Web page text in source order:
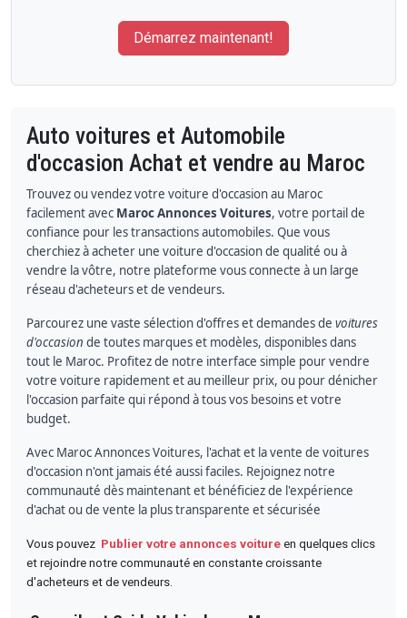
Démarrez maintenant!
Auto voitures et Automobile
d'occasion Achat et vendre au Maroc
Trouvez ou vendez votre voiture d'occasion au Maroc
facilement avec Maroc Annonces Voitures, votre portail de
confiance pour les transactions automobiles. Que vous
cherchiez à acheter une voiture d'occasion de qualité ou à
vendre la vôtre, notre plateforme vous connecte à un large
réseau d'acheteurs et de vendeurs.
Parcourez une vaste sélection d'offres et demandes de voitures
d'occasion de toutes marques et modèles, disponibles dans
tout le Maroc. Profitez de notre interface simple pour vendre
votre voiture rapidement et au meilleur prix, ou pour dénicher
l'occasion parfaite qui répond à tous vos besoins et votre
budget.
Avec Maroc Annonces Voitures, l'achat et la vente de voitures
d'occasion n'ont jamais été aussi faciles. Rejoignez notre
communauté dès maintenant et bénéficiez de l'expérience
d'achat ou de vente la plus transparente et sécurisée
Vous pouvez Publier votre annonces voiture en quelques clics
et rejoindre notre communauté en constante croissante
d'acheteurs et de vendeurs.